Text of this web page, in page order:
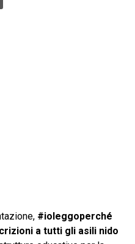
#ioleggoperché
a tutti gli asili nido